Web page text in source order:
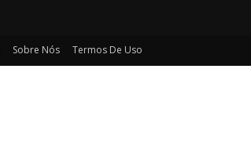
Sobre Nós Termos De Uso